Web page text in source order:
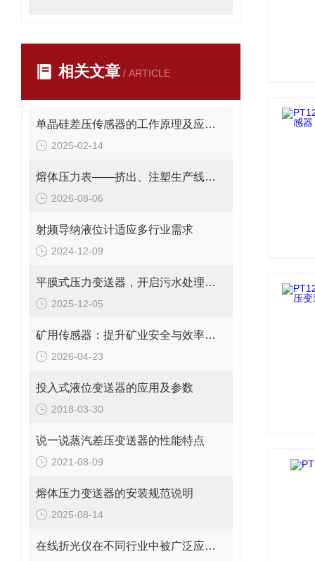
相关文章 / ARTICLE
单晶硅差压传感器的工作原理及应用介绍
2025-02-14
熔体压力表——挤出、注塑生产线的品质命脉！
2026-08-06
射频导纳液位计适应多行业需求
2024-12-09
平膜式压力变送器，开启污水处理高效监测新篇
2025-12-05
矿用传感器：提升矿业安全与效率的创新科技
2026-04-23
投入式液位变送器的应用及参数
2018-03-30
说一说蒸汽差压变送器的性能特点
2021-08-09
熔体压力变送器的安装规范说明
2025-08-14
在线折光仪在不同行业中被广泛应用的工艺类型